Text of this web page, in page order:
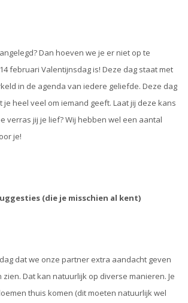
Dan hoeven we je er niet op te
februari Valentijnsdag is! Deze dag staat met
in de agenda van iedere geliefde. Deze dag
je heel veel om iemand geeft. Laat jij deze kans
verras jij je lief? Wij hebben wel een aantal
je!
(die je misschien al kent)
dat we onze partner extra aandacht geven
Dat kan natuurlijk op diverse manieren. Je
thuis komen (dit moeten natuurlijk wel